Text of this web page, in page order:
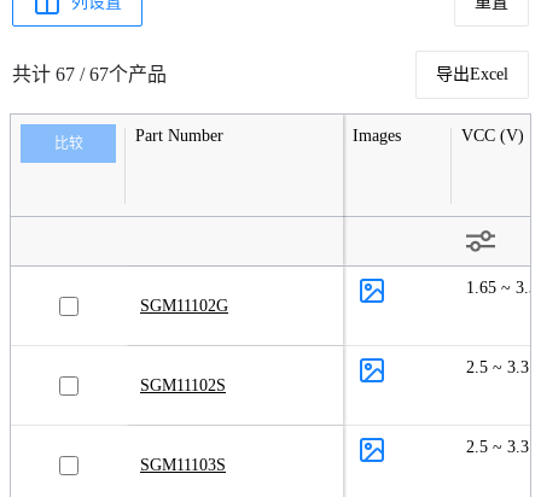
共计 67 / 67个产品 导出Excel
比较 Part Number Images VCC (V)
SGM11102G
1.65 ~ 3.3
SGM11102S
2.5 ~ 3.3
SGM11103S
2.5 ~ 3.3